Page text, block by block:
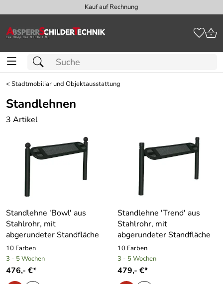
Kauf auf Rechnung
<Stadtmobiliar und Objektausstattung
Standlehnen
3 Artikel
Standlehne ′Bowl′ aus
Stahlrohr, mit
abgerundeter Standfläche
10 Farben
3 - 5 Wochen
476,- €*
Standlehne ′Trend′ aus
Stahlrohr, mit
abgerundeter Standfläche
10 Farben
3 - 5 Wochen
479,- €*